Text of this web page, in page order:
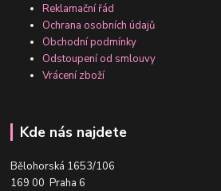
Reklamační řád
Ochrana osobních údajů
Obchodní podmínky
Odstoupení od smlouvy
Vrácení zboží
Kde nás najdete
Bělohorská 1653/106
169 00 Praha 6